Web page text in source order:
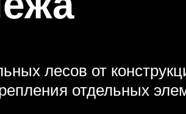
лесов от
отдельных